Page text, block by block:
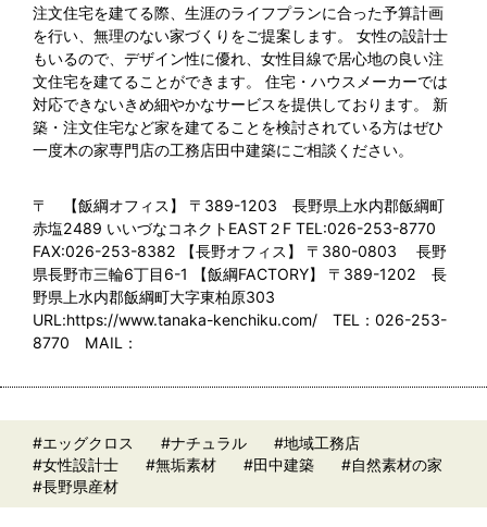
注文住宅を建てる際、生涯のライフプランに合った予算計画
を行い、無理のない家づくりをご提案します。 女性の設計士
もいるので、デザイン性に優れ、女性目線で居心地の良い注
文住宅を建てることができます。 住宅・ハウスメーカーでは
対応できないきめ細やかなサービスを提供しております。 新
築・注文住宅など家を建てることを検討されている方はぜひ
一度木の家専門店の工務店田中建築にご相談ください。
〒 【飯綱オフィス】 〒389-1203 長野県上水内郡飯綱町
赤塩2489 いいづなコネクトEAST２F TEL:026-253-8770
FAX:026-253-8382 【長野オフィス】 〒380-0803 長野
県長野市三輪6丁目6-1 【飯綱FACTORY】 〒389-1202 長
野県上水内郡飯綱町大字東柏原303
URL:https://www.tanaka-kenchiku.com/ TEL：026-253-
8770 MAIL：
#エッグクロス #ナチュラル
#地域工務店
#女性設計士
#無垢素材 #田中建築
#自然素材の家
#長野県産材